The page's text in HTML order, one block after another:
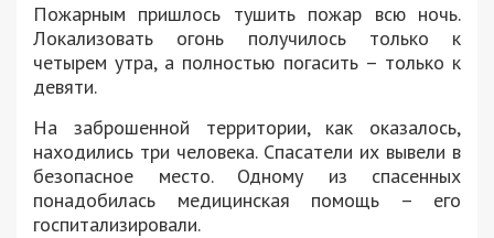
Пожарным пришлось тушить пожар всю ночь.
Локализовать огонь получилось только к
четырем утра, а полностью погасить – только к
девяти.
На заброшенной территории, как оказалось,
находились три человека. Спасатели их вывели в
безопасное место. Одному из спасенных
понадобилась медицинская помощь – его
госпитализировали.